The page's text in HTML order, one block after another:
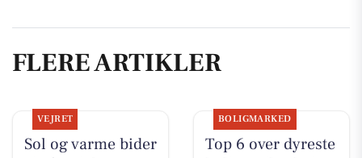
FLERE ARTIKLER
VEJRET
Sol og varme bider
BOLIGMARKED
Top 6 over dyreste